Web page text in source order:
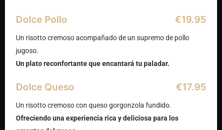
Dolce Pollo €19.95
Un risotto cremoso acompañado de un supremo de pollo
jugoso.
Un plato reconfortante que encantará tu paladar.
Dolce Queso €17.95
Un risotto cremoso con queso gorgonzola fundido.
Ofreciendo una experiencia rica y deliciosa para los